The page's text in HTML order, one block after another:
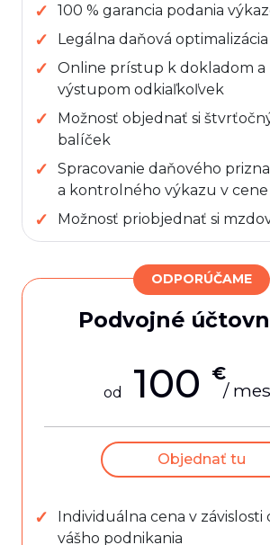
100 % garancia podania
Legálna daňová optimalizácia
Online prístup k dokladom
výstupom odkiaľkoľvek
Možnosť objednať si
balíček
Spracovanie daňového
a kontrolného výkazu v cene
Možnosť priobjednať si
ODPORÚČAME
Podvojné
od 100 €
/
Objednať tu
Individuálna cena v závislosti
vášho podnikania